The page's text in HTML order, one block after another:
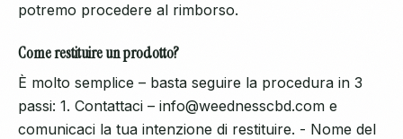
potremo procedere al rimborso.
Come restituire un prodotto?
È molto semplice – basta seguire la procedura in 3
passi: 1. Contattaci – info@weednesscbd.com e
comunicaci la tua intenzione di restituire. - Nome del